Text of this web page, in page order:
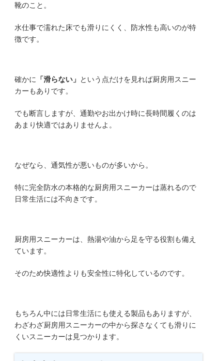
靴のこと。
水仕事で濡れた床でも滑りにくく、防水性も高いのが特
徴です。
確かに 「滑らない」 という点だけを見れば厨房用スニー
カーもありです。
でも断言しますが、通勤やお出かけ時に長時間履くのは
あまり快適ではありませんよ。
なぜなら、通気性が悪いものが多いから。
特に完全防水の本格的な厨房用スニーカーは蒸れるので
日常生活には不向きです。
厨房用スニーカーは、熱湯や油から足を守る役割も備え
ています。
そのため快適性よりも安全性に特化しているのです。
もちろん中には日常生活にも使える製品もありますが、
わざわざ厨房用スニーカーの中から探さなくても滑りに
くいスニーカーは見つかります。